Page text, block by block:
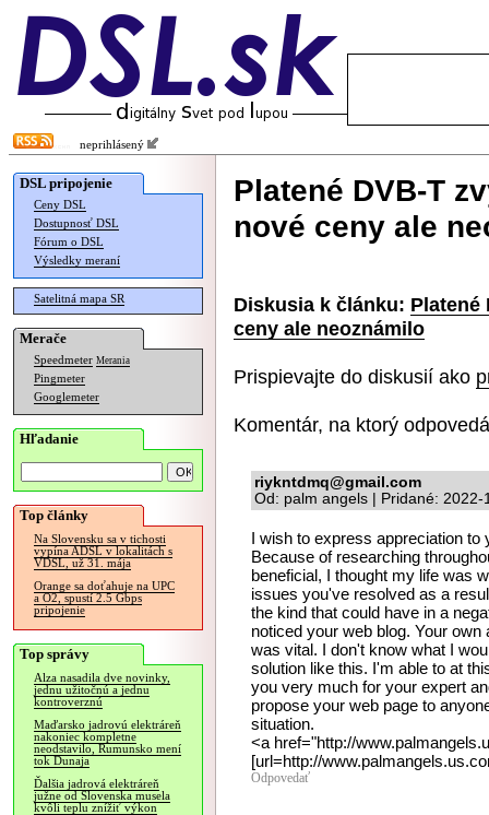
neprihlásený
DSL pripojenie
Ceny DSL
Dostupnosť DSL
Fórum o DSL
Výsledky meraní
Satelitná mapa SR
Merače
Speedmeter Merania
Pingmeter
Googlemeter
Hľadanie
Top články
Na Slovensku sa v tichosti
vypína ADSL v lokalitách s
VDSL, už 31. mája
Orange sa doťahuje na UPC
a O2, spustí 2.5 Gbps
pripojenie
Top správy
Alza nasadila dve novinky,
jednu užitočnú a jednu
kontroverznú
Maďarsko jadrovú elektráreň
nakoniec kompletne
neodstavilo, Rumunsko mení
tok Dunaja
Ďalšia jadrová elektráreň
južne od Slovenska musela
kvôli teplu znížiť výkon
Platené DVB-T
nové ceny ale
Diskusia k článku: Platené
ceny ale neoznámilo
Prispievajte do diskusií ako
Komentár, na ktorý
riykntdmq@gmail.com
Od: palm angels | Pridané: 2022-
I wish to express appreciation to
Because of researching
beneficial, I thought my life was
issues you've resolved as a
the kind that could have in a
noticed your web blog. Your
was vital. I don't know what I
solution like this. I'm able to at
you very much for your expert
propose your web page to
situation.
<a href="http://
[url=http://
Odpovedať